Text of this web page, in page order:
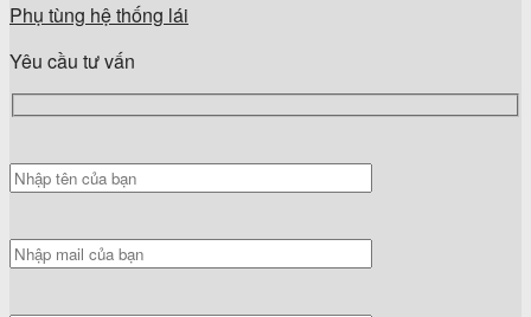
Phụ tùng hệ thống lái
Yêu cầu tư vấn